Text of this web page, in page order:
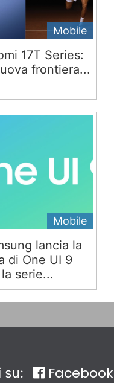
Mobile
17T Series:
frontiera...
Mobile
lancia la
di One UI 9
serie...
su: Facebook